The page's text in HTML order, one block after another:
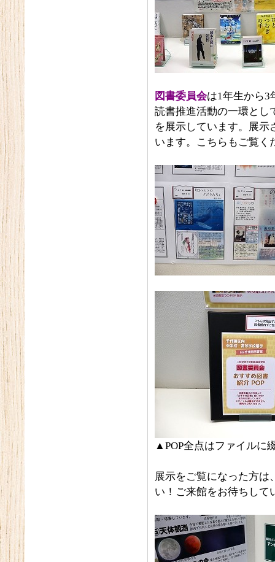
図書委員会は1年生から3
読書推進活動の一環とし
を展示しています。展示
います。こちらもご覧く
▲POP全点はファイルに
展示をご覧になった方は
い！ご来館をお待ちして